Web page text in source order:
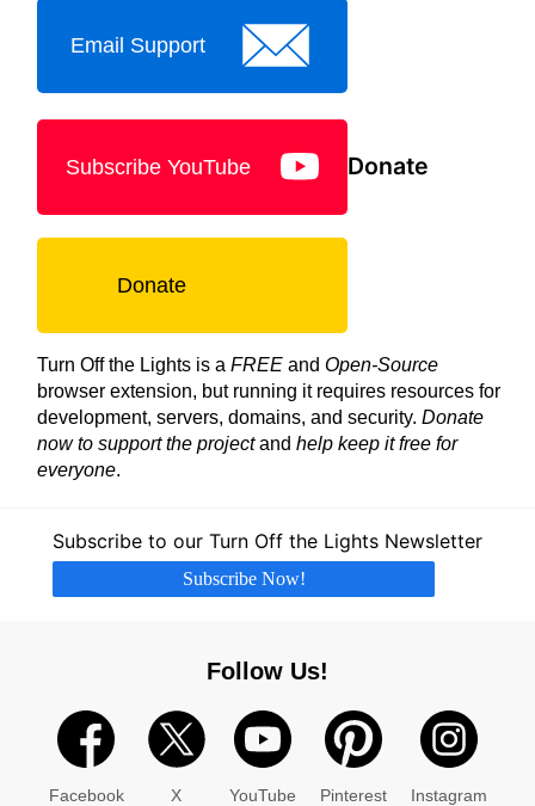
Email Support
Subscribe YouTube Donate
Donate
Turn Off the Lights is a FREE and Open-Source
browser extension, but running it requires resources for
development, servers, domains, and security. Donate
now to support the projectand help keep it free for
everyone.
Subscribe to our Turn Off the Lights Newsletter
Subscribe Now!
Follow Us!
Facebook X YouTube Pinterest Instagram